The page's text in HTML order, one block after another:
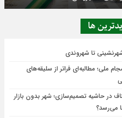
ها
تا شهروندی
ملی؛ مطالبه‌ای فراتر از سلیقه‌های
در حاشیه تصمیم‌سازی؛ شهر بدون بازار
می‌رسد؟